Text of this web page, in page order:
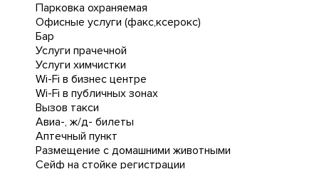
Парковка охраняемая
Офисные услуги (факс,ксерокс)
Бар
Услуги прачечной
Услуги химчистки
Wi-Fi в бизнес центре
Wi-Fi в публичных зонах
Вызов такси
Авиа-, ж/д- билеты
Аптечный пункт
Размещение с домашними животными
Сейф на стойке регистрации